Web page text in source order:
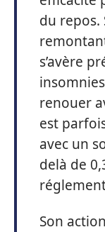
du repos.
s’avère
renouer
est
avec un
delà de
Son